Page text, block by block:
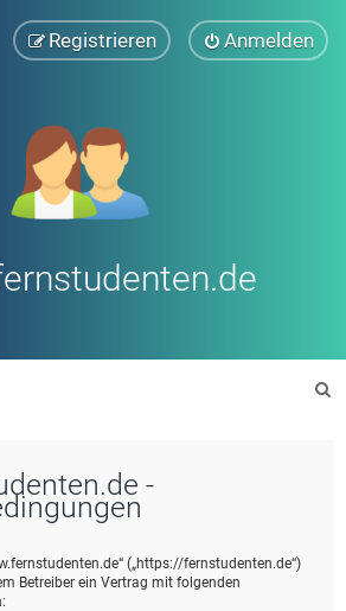
Anmelden
Registrieren
-
(„https://fernstudenten.de“)
Betreiber ein Vertrag mit folgenden